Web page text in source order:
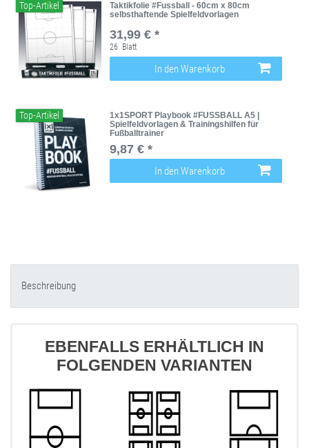
Top-Artikel
Taktikfolie #Fussball - 60cm x 80cm
selbsthaftende Spielfeldvorlagen
31,99 € *
26 Blatt
In den Warenkorb
Top-Artikel
1x1SPORT Playbook #FUSSBALL A5 |
Spielfeldvorlagen & Trainingshilfen für
Fußballtrainer
9,87 € *
In den Warenkorb
Beschreibung
EBENFALLS ERHÄLTLICH IN
FOLGENDEN VARIANTEN